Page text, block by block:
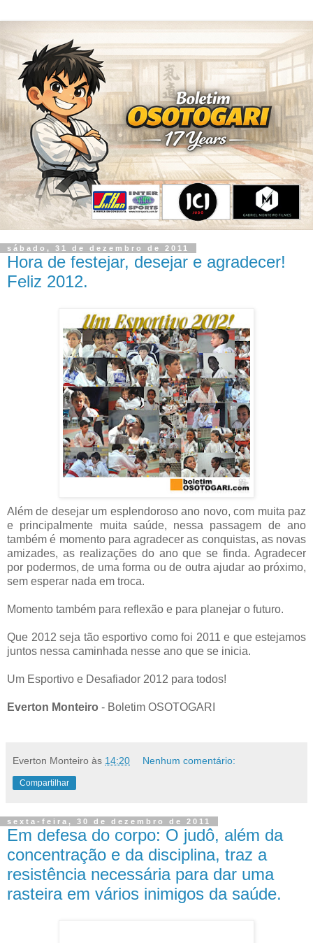
sábado, 31 de dezembro de 2011
Hora de festejar, desejar e agradecer!
Feliz 2012.
Além de desejar um esplendoroso ano novo, com muita paz
e principalmente muita saúde, nessa passagem de ano
também é momento para agradecer as conquistas, as novas
amizades, as realizações do ano que se finda. Agradecer
por podermos, de uma forma ou de outra ajudar ao próximo,
sem esperar nada em troca.
Momento também para reflexão e para planejar o futuro.
Que 2012 seja tão esportivo como foi 2011 e que estejamos
juntos nessa caminhada nesse ano que se inicia.
Um Esportivo e Desafiador 2012 para todos!
Everton Monteiro - Boletim OSOTOGARI
Everton Monteiro às 14:20 Nenhum comentário:
Compartilhar
sexta-feira, 30 de dezembro de 2011
Em defesa do corpo: O judô, além da
concentração e da disciplina, traz a
resistência necessária para dar uma
rasteira em vários inimigos da saúde.